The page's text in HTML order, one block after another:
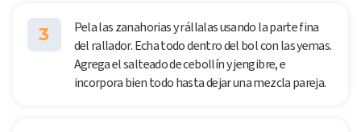
3
Pela las zanahorias y rállalas usando la parte fina
del rallador. Echa todo dentro del bol con las yemas.
Agrega el salteado de cebollín y jengibre, e
incorpora bien todo hasta dejar una mezcla pareja.